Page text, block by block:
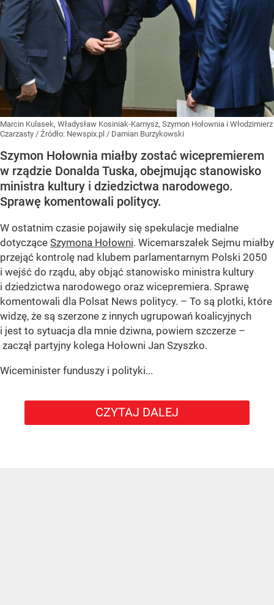
Marcin Kulasek, Władysław Kosiniak-Kamysz, Szymon Hołownia i Włodzimierz
Czarzasty / Źródło: Newspix.pl / Damian Burzykowski
Szymon Hołownia miałby zostać wicepremierem
w rządzie Donalda Tuska, obejmując stanowisko
ministra kultury i dziedzictwa narodowego.
Sprawę komentowali politycy.
W ostatnim czasie pojawiły się spekulacje medialne
dotyczące Szymona Hołowni. Wicemarszałek Sejmu miałby
przejąć kontrolę nad klubem parlamentarnym Polski 2050
i wejść do rządu, aby objąć stanowisko ministra kultury
i dziedzictwa narodowego oraz wicepremiera. Sprawę
komentowali dla Polsat News politycy. – To są plotki, które
widzę, że są szerzone z innych ugrupowań koalicyjnych
i jest to sytuacja dla mnie dziwna, powiem szczerze –
zaczął partyjny kolega Hołowni Jan Szyszko.
Wiceminister funduszy i polityki...
CZYTAJ DALEJ